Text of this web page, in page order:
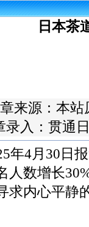
日本茶
来源：本站
录入：贯通
年4月30日
人数增长
求内心平静